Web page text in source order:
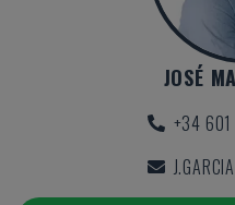
JOSÉ
+34